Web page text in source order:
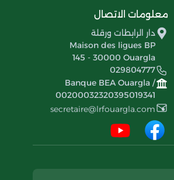
معلومات الاتصال
دار الرابطات ورقلة
Maison des ligues BP
145 - 30000 Ouargla
029804777
Banque BEA Ouargla /
00200032320395019341
secretaire@lrfouargla.com